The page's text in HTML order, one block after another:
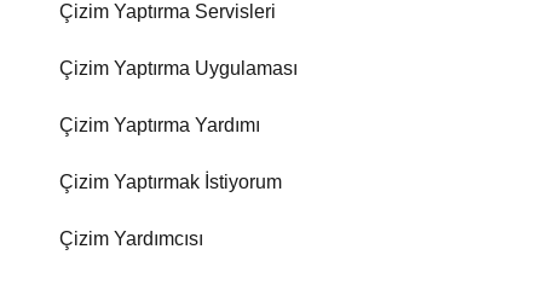
Çizim Yaptırma Servisleri
Çizim Yaptırma Uygulaması
Çizim Yaptırma Yardımı
Çizim Yaptırmak İstiyorum
Çizim Yardımcısı